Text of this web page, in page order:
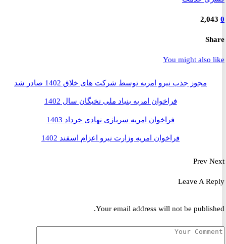
You might
مجوز جذب نیرو امریه توسط شرکت های خلاق 1402 صادر شد
فراخوان امریه بنیاد ملی نخبگان سال 1402
فراخوان امریه سربازی نهادی خرداد 1403
فراخوان امریه وزارت نیرو اعزام اسفند 1402
Prev
Leave A
Your email address will not be